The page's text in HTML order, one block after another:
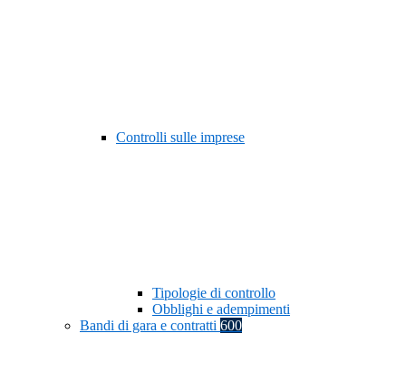
Controlli sulle imprese
Tipologie di controllo
Obblighi e adempimenti
Bandi di gara e contratti 600